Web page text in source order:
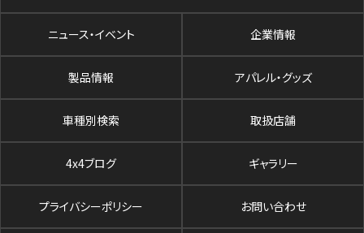
ニュース・イベント 企業情報
製品情報 アパレル・グッズ
車種別検索 取扱店舗
4x4ブログ ギャラリー
プライバシーポリシー お問い合わせ